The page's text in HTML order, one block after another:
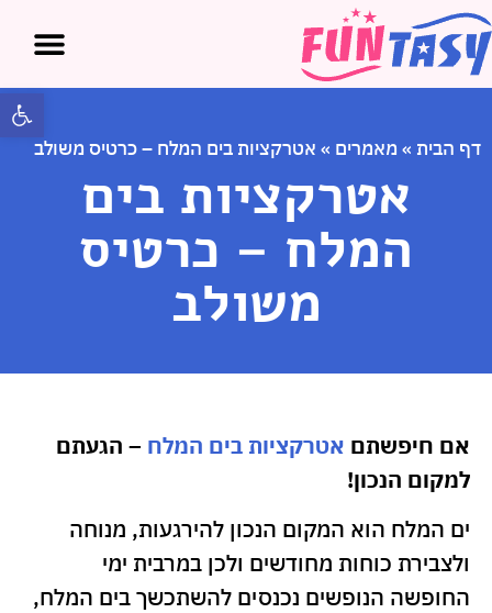
דף הבית » מאמרים » אטרקציות בים המלח – כרטיס משולב
אטרקציות בים
המלח – כרטיס
משולב
אם חיפשתם אטרקציות בים המלח – הגעתם
למקום הנכון!
ים המלח הוא המקום הנכון להירגעות, מנוחה
ולצבירת כוחות מחודשים ולכן במרבית ימי
החופשה הנופשים נכנסים להשתכשך בים המלח,